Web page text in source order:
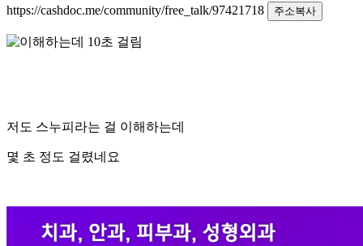
https://cashdoc.me/community/free_talk/97421718
주소복사
저도 스누피라는 걸 이해하는데
몇 초 정도 걸렸네요